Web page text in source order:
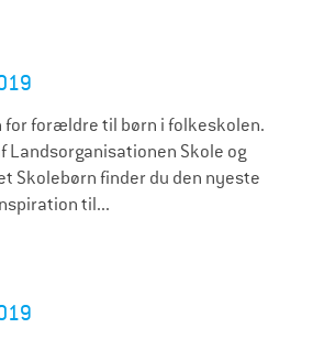
for forældre til børn i folkeskolen.
Landsorganisationen Skole og
Skolebørn finder du den nyeste
til...